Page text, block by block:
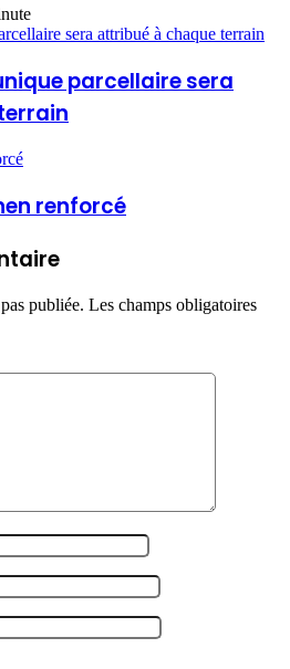
sera attribué à chaque terrain
parcellaire sera
renforcé
publiée. Les champs obligatoires